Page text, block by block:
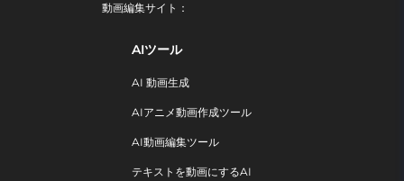
動画編集サイト：
AIツール
AI 動画生成
AIアニメ動画作成ツール
AI動画編集ツール
テキストを動画にするAI